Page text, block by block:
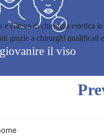
il viso
e clinica di chirurgia estetica
grazie a chirurghi qualificati